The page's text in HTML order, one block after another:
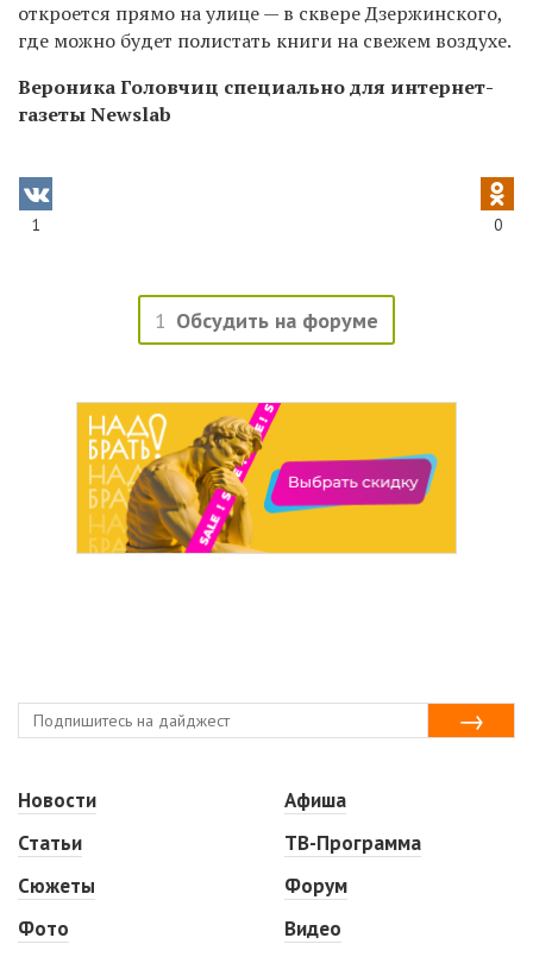
откроется прямо на улице — в сквере Дзержинского,
где можно будет полистать книги на свежем воздухе.
Вероника Головчиц специально для интернет-
газеты Newslab
1 0
1 Обсудить на форуме
Новости
Статьи
Сюжеты
Фото
Афиша
ТВ-Программа
Форум
Видео